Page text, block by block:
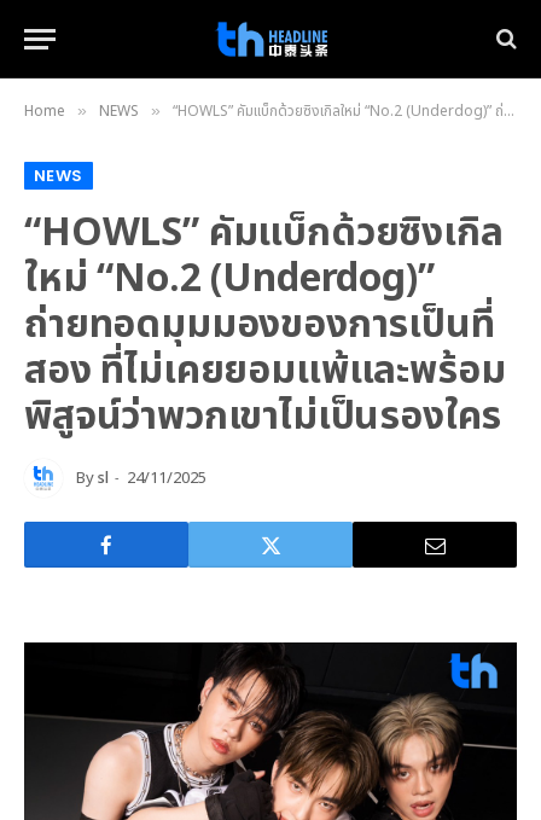
Home » NEWS » “HOWLS” คัมแบ็กด้วยซิงเกิลใหม่ “No.2 (Underdog)” ถ่ายทอดมุมมองของการเป็นที่สอง ที่ไม่เคยยอมแพ้และพร้อมพิสูจน์ว่าพวกเขาไม่เป็นรองใคร
NEWS
“HOWLS” คัมแบ็กด้วยซิงเกิล
ใหม่ “No.2 (Underdog)”
ถ่ายทอดมุมมองของการเป็นที่
สอง ที่ไม่เคยยอมแพ้และพร้อม
พิสูจน์ว่าพวกเขาไม่เป็นรองใคร
Bysl 24/11/2025